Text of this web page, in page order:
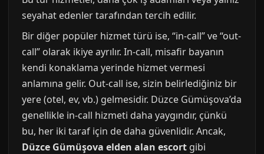
seyahat edenler tarafından tercih edilir.
Bir diğer popüler hizmet türü ise, “in-call” ve “out-
call” olarak ikiye ayrılır. In-call, misafir bayanın
kendi konaklama yerinde hizmet vermesi
anlamına gelir. Out-call ise, sizin belirlediğiniz bir
yere (otel, ev, vb.) gelmesidir. Düzce Gümüşova’da
genellikle in-call hizmeti daha yaygındır, çünkü
bu, her iki taraf için de daha güvenlidir. Ancak,
Düzce Gümüşova elden alan escort gibi